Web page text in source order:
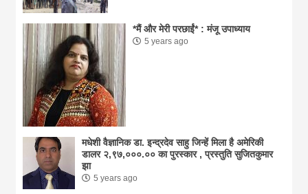
*मैं और मेरी परछाईं* : मंजू उपाध्याय
5 years ago
मधेशी वैज्ञानिक डा. इन्द्रदेव साहु जिन्हें मिला है अमेरिकी
डालर २,९७,०००.०० का पुरस्कार , प्रस्तुति सुजितकुमार
झा
5 years ago